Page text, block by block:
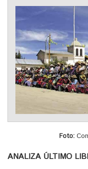
Foto:
ANALIZA ÚLTIMO